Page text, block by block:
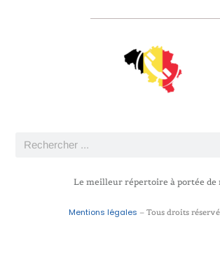
Le meilleur répertoire à portée de
Mentions légales – Tous droits